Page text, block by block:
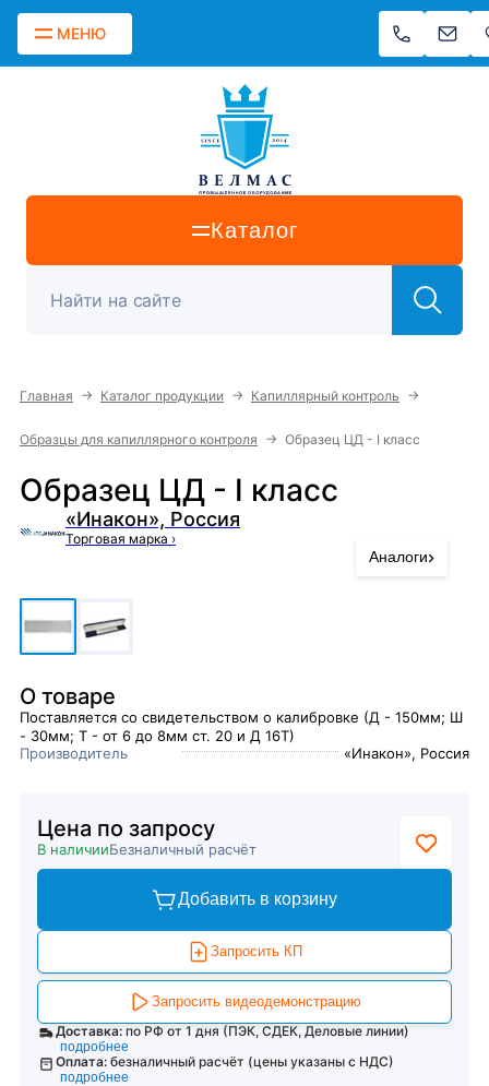
МЕНЮ
Каталог
Главная → Каталог продукции → Капиллярный контроль →
Образцы для капиллярного контроля → Образец ЦД - I класс
Образец ЦД - I класс
«Инакон», Россия
Торговая марка ›
Аналоги›
О товаре
Поставляется со свидетельством о калибровке (Д - 150мм; Ш
- 30мм; Т - от 6 до 8мм ст. 20 и Д 16Т)
Производитель
«Инакон», Россия
Цена по запросу
В наличииБезналичный расчёт
Добавить в корзину
Запросить КП
Запросить видеодемонстрацию
Доставка: по РФ от 1 дня (ПЭК, СДЕК, Деловые линии)
подробнее
Оплата: безналичный расчёт (цены указаны с НДС)
подробнее